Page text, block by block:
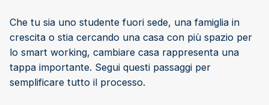
Che tu sia uno studente fuori sede, una famiglia in
crescita o stia cercando una casa con più spazio per
lo smart working, cambiare casa rappresenta una
tappa importante. Segui questi passaggi per
semplificare tutto il processo.